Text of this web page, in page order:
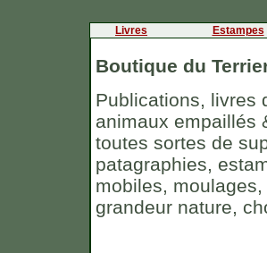
Livres Estampes
Boutique du
Publications, livres
animaux empaillés
toutes sortes de
patagraphies,
mobiles,
grandeur nature,